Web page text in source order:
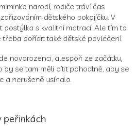
narodí, rodiče tráví čas
dětského pokojíčku. V
s kvalitní matrací. Ale tím to
třeba pořídit také dětské povlečení.
novorozenci, alespoň ze začátku,
by se tam měli cítit pohodlně, aby se
a nerušeně usínalo.
peřinkách